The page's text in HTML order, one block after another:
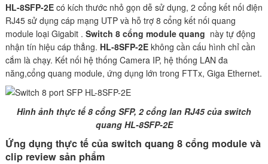
HL-8SFP-2Ecó kích thước nhỏ gọn dễ sử dụng, 2 cổng kết nối điện
RJ45 sử dụng cáp mạng UTP và hỗ trợ 8 cổng kết nối quang
module loại Gigabit . Switch 8 cổng module quang này tự động
nhận tín hiệu cáp thẳng. HL-8SFP-2E không cần cấu hình chỉ cần
cắm là chạy. Kết nối hệ thống Camera IP, hệ thống LAN đa
năng,cổng quang module, ứng dụng lớn trong FTTx, Giga Ethernet.
Hình ảnh thực tế 8 cổng SFP, 2 cổng lan RJ45 của switch
quang HL-8SFP-2E
Ứng dụng thực tế của switch quang 8 cổng module và
clip review sản phẩm